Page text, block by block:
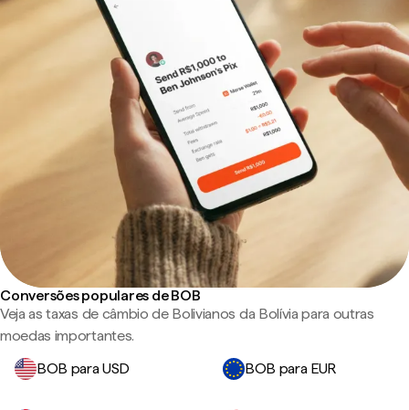
Conversões populares de BOB
Veja as taxas de câmbio de Bolivianos da Bolívia para outras
moedas importantes.
BOB para USD
BOB para EUR